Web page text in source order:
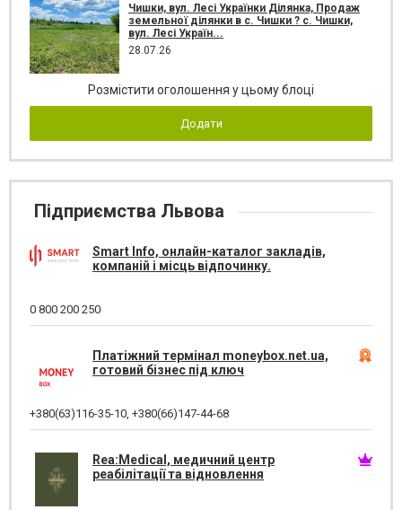
Чишки, вул. Лесі Українки Ділянка, Продаж
земельної ділянки в с. Чишки ? с. Чишки,
вул. Лесі Україн...
28.07.26
Розмістити оголошення у цьому блоці
Додати
Підприємства Львова
Smart Info, онлайн-каталог закладів,
компаній і місць відпочинку.
0 800 200 250
Платіжний термінал moneybox.net.ua,
готовий бізнес під ключ
+380(63)116-35-10, +380(66)147-44-68
Rea:Medical, медичний центр
реабілітації та відновлення